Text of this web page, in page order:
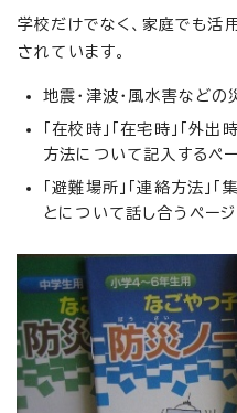
学校だけでなく、家庭でも活
されています。
地震・津波・風水害など
「在校時」「在宅時」「外
方法について記入するペ
「避難場所」「連絡方法」
とについて話し合うページ